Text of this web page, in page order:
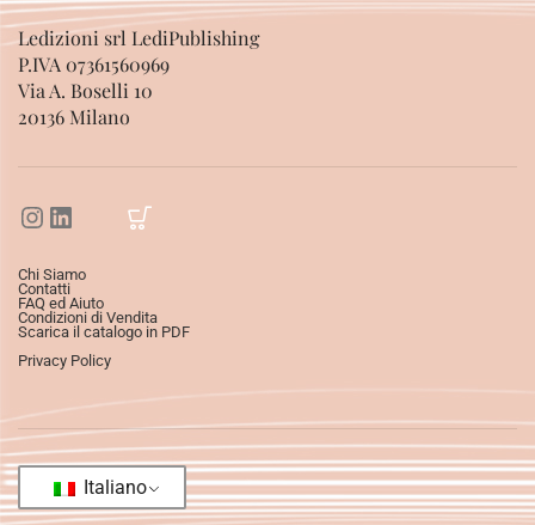
Ledizioni srl LediPublishing
P.IVA 07361560969
Via A. Boselli 10
20136 Milano
Chi Siamo
Contatti
FAQ ed Aiuto
Condizioni di Vendita
Scarica il catalogo in PDF
Privacy Policy
Italiano